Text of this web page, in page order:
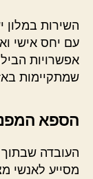
השירות במלון
עם יחס אישי
אפשרויות
שמתקיימות
הספא
העובדה
מסייע לאנשי